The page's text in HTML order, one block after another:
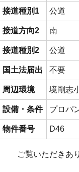
接道種別1 公道
接道方向2 南
接道種別2 公道
国土法届出 不要
周辺環境 境剛志
設備・条件 プロパ
物件番号 D46
ご覧いただきあ